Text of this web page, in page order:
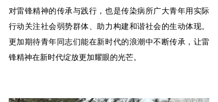
对雷锋精神的传承与践行，也是传染病所广大青年用实际
行动关注社会弱势群体、助力构建和谐社会的生动体现。
更加期待青年同志们能在新时代的浪潮中不断传承，让雷
锋精神在新时代绽放更加耀眼的光芒。